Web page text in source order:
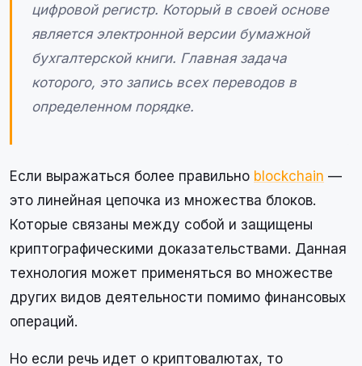
цифровой регистр. Который в своей основе
является электронной версии бумажной
бухгалтерской книги. Главная задача
которого, это запись всех переводов в
определенном порядке.
Если выражаться более правильно blockchain —
это линейная цепочка из множества блоков.
Которые связаны между собой и защищены
криптографическими доказательствами. Данная
технология может применяться во множестве
других видов деятельности помимо финансовых
операций.
Но если речь идет о криптовалютах, то